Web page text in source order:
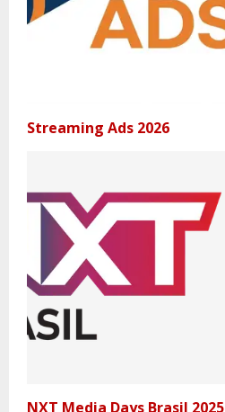
Streaming Ads 2026
NXT Media Days Brasil 2025